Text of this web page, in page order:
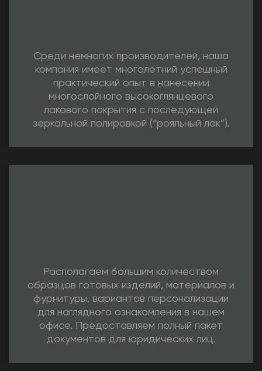
Среди немногих производителей, наша
компания имеет многолетний успешный
практический опыт в нанесении
многослойного высокоглянцевого
лакового покрытия с последующей
зеркальной полировкой (“рояльный лак”).
Располагаем большим количеством
образцов готовых изделий, материалов и
фурнитуры, вариантов персонализации
для наглядного ознакомления в нашем
офисе. Предоставляем полный пакет
документов для юридических лиц.